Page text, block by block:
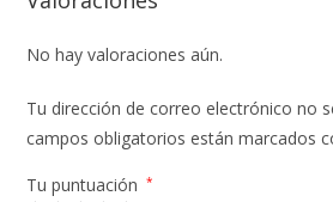
No hay valoraciones aún.
Tu dirección de correo electrónico no
campos obligatorios están marcados
Tu puntuación *